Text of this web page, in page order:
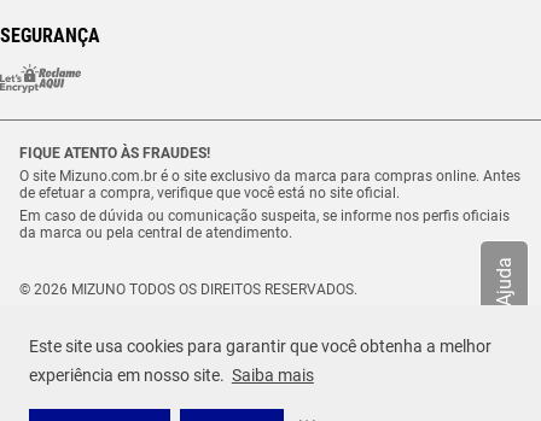
Este site usa cookies para garantir que você obtenha a melhor
experiência em nosso site. Saiba mais
Ajuda
TAMANHO
Selecione o seu tamanho
SEGURANÇA
FIQUE ATENTO ÀS FRAUDES!
O site Mizuno.com.br é o site exclusivo da marca para compras online. Antes
de efetuar a compra, verifique que você está no site oficial.
Em caso de dúvida ou comunicação suspeita, se informe nos perfis oficiais
da marca ou pela central de atendimento.
© 2026 MIZUNO TODOS OS DIREITOS RESERVADOS.
Estrada Municipal Luiz Lopes Neto, n.º 21 – Tenentes – CEP. 37.640-000 –
Extrema/MG